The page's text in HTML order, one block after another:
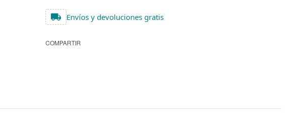
Envíos y devoluciones gratis
COMPARTIR